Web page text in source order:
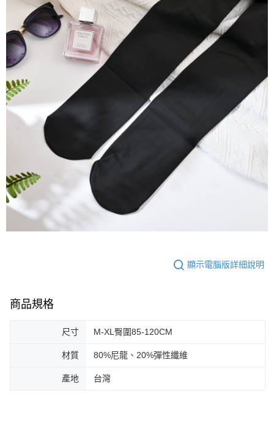
顯示電腦版詳細說明
商品規格
尺寸 M-XL臀圍85-120CM
材質 80%尼龍、20%彈性纖維
產地 台灣